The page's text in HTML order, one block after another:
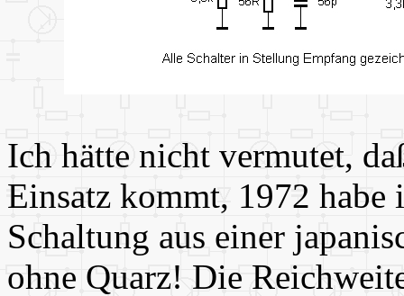
Ich hätte nicht vermutet,
Einsatz kommt, 1972 habe
Schaltung aus einer
ohne Quarz! Die